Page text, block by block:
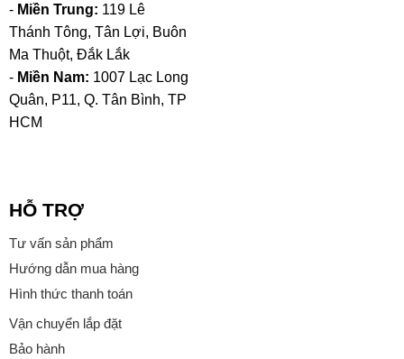
- Miền Trung: 119 Lê
Thánh Tông, Tân Lợi, Buôn
Ma Thuột, Đắk Lắk
- Miền Nam: 1007 Lạc Long
Quân, P11, Q. Tân Bình, TP
HCM
HỖ TRỢ
Tư vấn sản phẩm
Hướng dẫn mua hàng
Hình thức thanh toán
Vận chuyển lắp đặt
Bảo hành